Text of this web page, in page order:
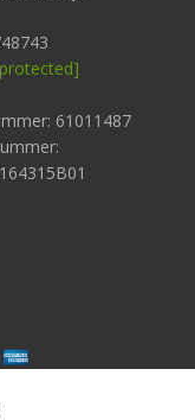
61011487